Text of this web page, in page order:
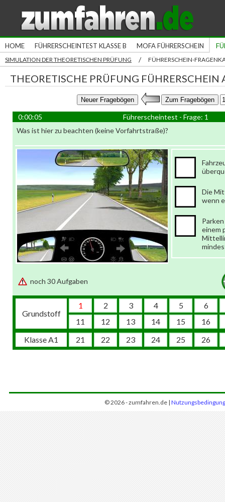
HOME FÜHRERSCHEINTEST KLASSE B MOFA FÜHRERSCHEIN
SIMULATION DER THEORETISCHEN PRÜFUNG / FÜHRERSCHEIN-
THEORETISCHE PRÜFUNG FÜHRERSCHEIN
0:00:05
Führerscheintest - Frage: 1
Was ist hier zu beachten (keine Vorfahrtstraße)?
Die
wenn
einem
noch 30 Aufgaben
Grundstoff
1 2 3 4 5
6
11
12 13 14 15
16
Klasse A1
21 22 23 24 25 26
© 2026 - zumfahren.de |